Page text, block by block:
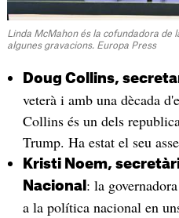
Linda McMahon és la cofundadora de
algunes gravacions. Europa Press
Doug Collins,
veterà i amb una dècada
Collins és un dels
Trump. Ha estat el seu
Kristi Noem,
Nacional : la
a la política nacional en